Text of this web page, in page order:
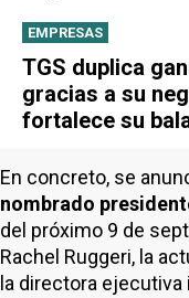
EMPRESAS
TGS duplica
gracias a su
fortalece su
En concreto, se
nombrado
del próximo 9 de
Rachel Ruggeri, la
la directora ejecutiva